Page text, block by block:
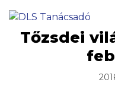
Tőzsdei